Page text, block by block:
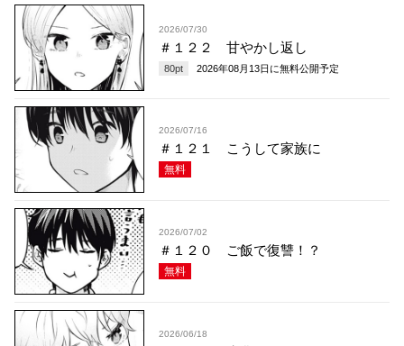
2026/07/30
＃１２２ 甘やかし返し
80pt 2026年08月13日 に無料公開予定
2026/07/16
＃１２１ こうして家族に
無料
2026/07/02
＃１２０ ご飯で復讐！？
無料
2026/06/18